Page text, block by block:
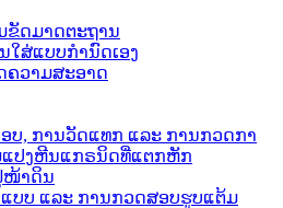
ຂັດມາດຕະຖານ
ໃສ່ແບບກຳນົດເອງ
ຄວາມສະອາດ
ບ, ການວັດແທກ ແລະ ການກວດກາ
ແປງຫີນແກຣນິດທີ່ແຕກຫັກ
ໜ້າດິນ
ບບ ແລະ ການກວດສອບຮູບແຕ້ມ